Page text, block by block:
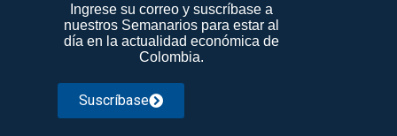
Ingrese su correo y suscríbase a
nuestros Semanarios para estar al
día en la actualidad económica de
Colombia.
Suscríbase